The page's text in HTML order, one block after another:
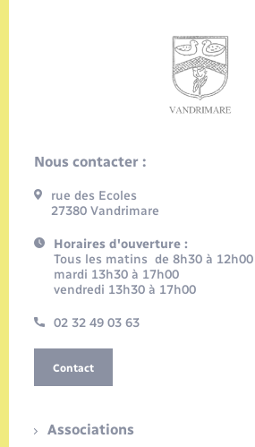
Nous contacter :
rue des Ecoles
27380 Vandrimare
Horaires d'ouverture :
Tous les matins de 8h30 à 12h00
mardi 13h30 à 17h00
vendredi 13h30 à 17h00
02 32 49 03 63
Contact
Associations